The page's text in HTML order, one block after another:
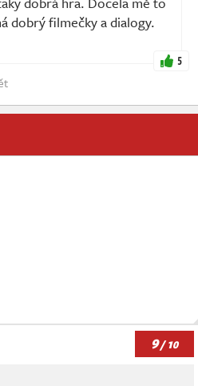
dobrý filmečky a dialogy.
5
9/ 10